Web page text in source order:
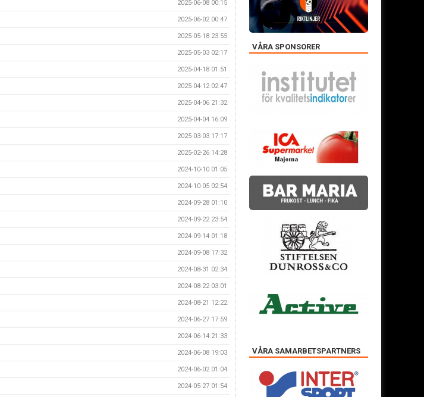
2025-06-08 00:15
2025-06-02 00:47
2025-05-18 23:55
2025-05-03 02:17
2025-04-18 01:51
2025-04-12 02:47
2025-04-06 21:32
2025-04-04 16:09
2025-03-03 17:17
2025-02-26 14:28
2024-10-10 01:05
2024-10-05 02:54
2024-09-28 01:10
2024-09-22 23:54
2024-09-14 01:18
2024-09-08 17:32
2024-08-31 02:34
2024-08-22 03:01
2024-08-21 12:22
2024-06-27 17:59
2024-06-14 21:33
2024-06-08 19:03
2024-06-02 01:04
2024-05-27 01:54
VÅRA SPONSORER
VÅRA SAMARBETSPARTNERS